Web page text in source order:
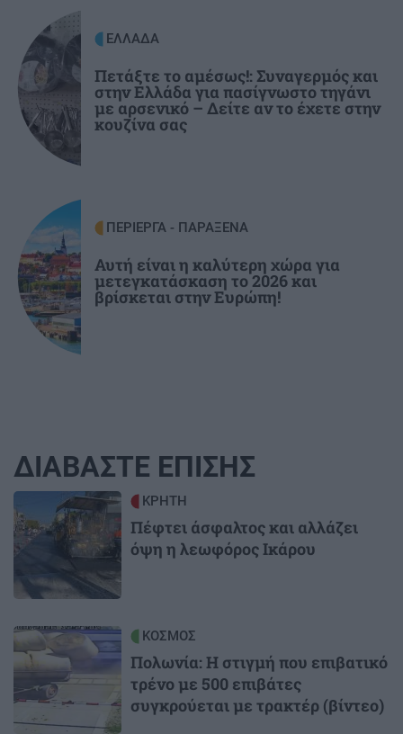
Φαραώ» (βίντεο)
09:25
ΚΡΗΤΗ
Σητεία: Σε ύφεση η μεγάλη πυρκαγιά -
Σταμάτησαν τα εναέρια μέσα
ΕΛΛΑΔΑ
Πετάξτε το αμέσως!: Συναγερμός και
στην Ελλάδα για πασίγνωστο τηγάνι
με αρσενικό – Δείτε αν το έχετε στην
κουζίνα σας
ΠΕΡΙΕΡΓΑ - ΠΑΡΑΞΕΝΑ
Αυτή είναι η καλύτερη χώρα για
μετεγκατάσκαση το 2026 και
βρίσκεται στην Ευρώπη!
ΔΙΑΒΑΣΤΕ ΕΠΙΣΗΣ
ΚΡΗΤΗ
Πέφτει άσφαλτος και αλλάζει
όψη η λεωφόρος Ικάρου
Image ΚΟΣΜΟΣ
Πολωνία: Η στιγμή που επιβατικό
τρένο με 500 επιβάτες
συγκρούεται με τρακτέρ (βίντεο)